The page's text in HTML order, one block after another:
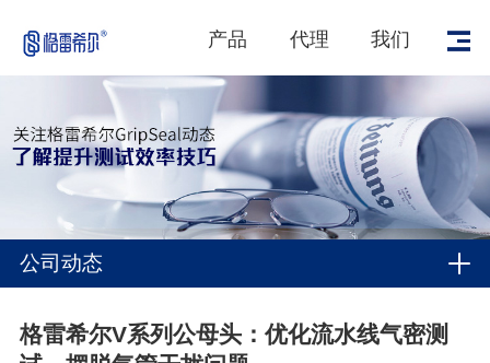
产品 代理 我们
公司动态
格雷希尔V系列公母头：优化流水线气密测